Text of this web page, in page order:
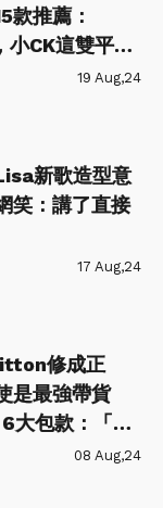
款推薦：
CK這雙平價
19 Aug,24
新歌造型意
笑：講了直接
17 Aug,24
修成正
是最強帶貨
大包款：「這
08 Aug,24